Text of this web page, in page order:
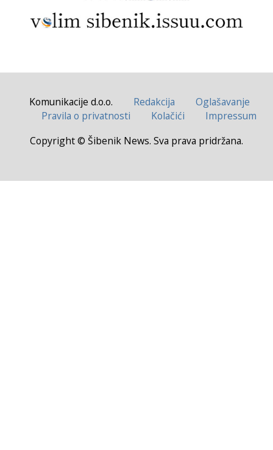
Komunikacije d.o.o. Redakcija
Oglašavanje
Pravila o privatnosti
Kolačići
Impressum
Copyright © Šibenik News. Sva prava pridržana.